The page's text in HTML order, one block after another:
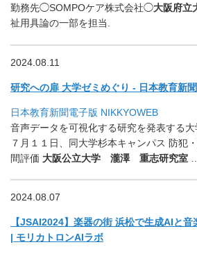
勤務先◯SOMPOケア株式会社◯大阪府立
祉用具論の一部を担当.
2024.08.11
研究への扉 大学ゼミめぐり - 日本教育新
日本教育新聞電子版 NIKKYOWEB
音声データを可視化する研究を発表する
７月１１日、同大学杉本キャンパス 防犯
間評価 大阪公立大学 瀧澤 重志研究室
2024.08.07
【JSAI2024】楽器の街 浜松で生成AIと
| モリカトロンAIラボ